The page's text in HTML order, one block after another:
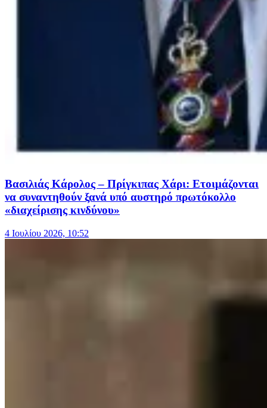
Βασιλιάς Κάρολος – Πρίγκιπας Χάρι: Ετοιμάζονται
να συναντηθούν ξανά υπό αυστηρό πρωτόκολλο
«διαχείρισης κινδύνου»
4 Ιουλίου 2026, 10:52